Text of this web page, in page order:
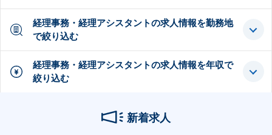
経理事務・経理アシスタントの求人情報を勤務地
で絞り込む
経理事務・経理アシスタントの求人情報を年収で
絞り込む
新着求人